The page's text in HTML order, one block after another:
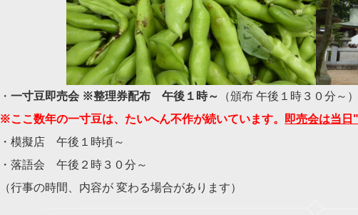
・一寸豆即売会 ※整理券配布 午後１時～
（頒布 午後１時３０分～）
※ここ数年の一寸豆は、たいへん不作が続いています。
即売会は当日
・模擬店 午後１時頃～
・落語会 午後２時３０分～
（行事の時間、内容が 変わる場合があります）